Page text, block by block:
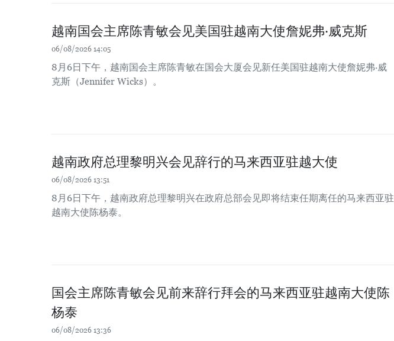
越南国会主席陈青敏会见美国驻越南大使詹妮弗·威克斯
06/08/2026 14:05
8月6日下午，越南国会主席陈青敏在国会大厦会见新任美国驻越南大使詹妮弗·威
克斯（Jennifer Wicks）。
越南政府总理黎明兴会见辞行的马来西亚驻越大使
06/08/2026 13:51
8月6日下午，越南政府总理黎明兴在政府总部会见即将结束任期离任的马来西亚驻
越南大使陈杨泰。
国会主席陈青敏会见前来辞行拜会的马来西亚驻越南大使陈
杨泰
06/08/2026 13:36